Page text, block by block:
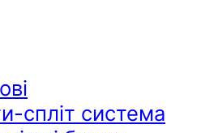
спліт система